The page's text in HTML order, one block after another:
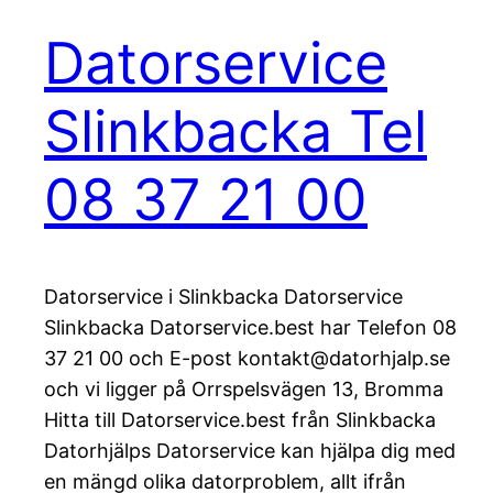
Datorservice
Slinkbacka Tel
08 37 21 00
Datorservice i Slinkbacka Datorservice
Slinkbacka Datorservice.best har Telefon 08
37 21 00 och E-post kontakt@datorhjalp.se
och vi ligger på Orrspelsvägen 13, Bromma
Hitta till Datorservice.best från Slinkbacka
Datorhjälps Datorservice kan hjälpa dig med
en mängd olika datorproblem, allt ifrån